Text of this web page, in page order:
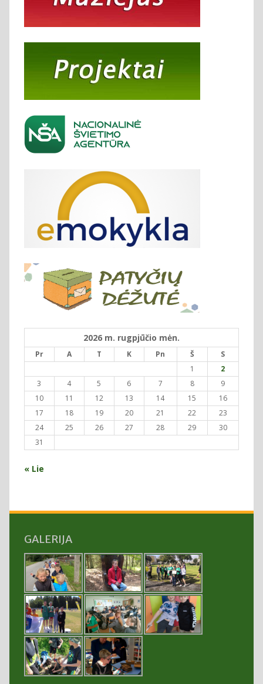
2026 m. rugpjūčio mėn.
Pr A T K Pn Š
S
1
2
3
4 5 6 7 8
9
10
11 12 13 14 15
16
17
18 19 20 21 22
23
24
25 26 27 28 29
30
31
« Lie
GALERIJA